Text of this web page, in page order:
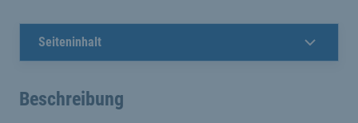
Seiteninhalt
Beschreibung